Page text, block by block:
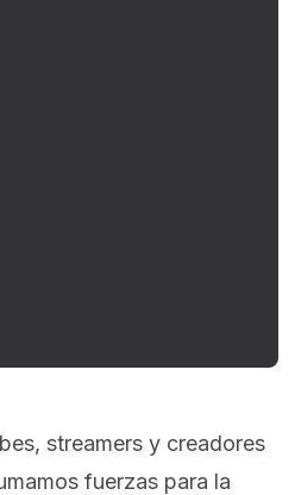
streamers y creadores
fuerzas para la